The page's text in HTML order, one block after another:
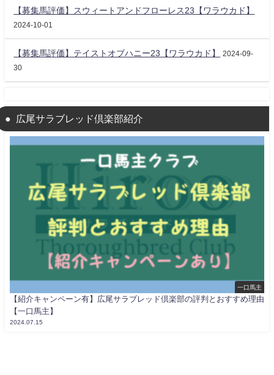
【募集馬評価】スウィートアンドフローレス23【ワラウカド】
2024-10-01
【募集馬評価】テイストオブハニー23【ワラウカド】
2024-09-
30
広尾サラブレッド倶楽部紹介
一口馬主
【紹介キャンペーン有】広尾サラブレッド倶楽部の評判とおすすめ理由
【一口馬主】
2024.07.15